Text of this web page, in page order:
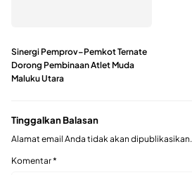
Sinergi Pemprov–Pemkot Ternate
Dorong Pembinaan Atlet Muda
Maluku Utara
Tinggalkan Balasan
Alamat email Anda tidak akan dipublikasikan.
Komentar*